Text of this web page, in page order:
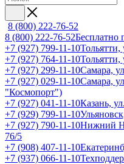
8 (800) 222-76-52
8 (800) 222-76-52Бесплатно
+7 (927) 799-11-10
+7 (927) 764-11-10
+7 (927) 299-11-10Самара,
+7 (927) 029-11-10Самара,
"Космопорт")
+7 (927) 041-11-10Казань,
+7 (929) 799-11-10
+7 (927) 790-11-10Нижний
76/5
+7 (908) 407-11-10
+7 (937) 066-11-10